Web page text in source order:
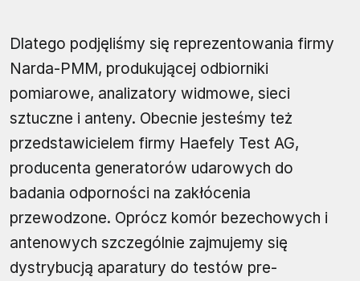
Dlatego podjęliśmy się reprezentowania firmy
Narda-PMM, produkującej odbiorniki
pomiarowe, analizatory widmowe, sieci
sztuczne i anteny. Obecnie jesteśmy też
przedstawicielem firmy Haefely Test AG,
producenta generatorów udarowych do
badania odporności na zakłócenia
przewodzone. Oprócz komór bezechowych i
antenowych szczególnie zajmujemy się
dystrybucją aparatury do testów pre-